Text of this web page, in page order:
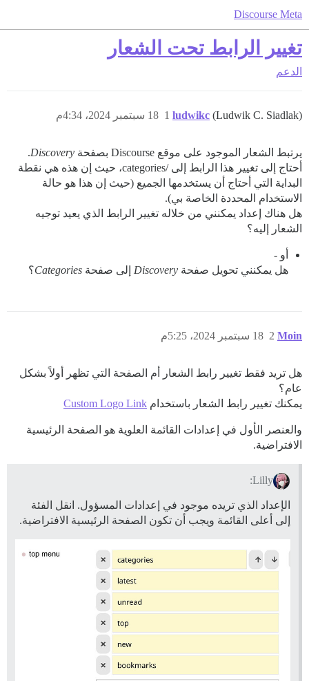
Discourse Meta
تغيير الرابط تحت الشعار
الدعم
ludwikc (Ludwik C. Siadlak) 18 سبتمبر 2024، 4:34م 1
يرتبط الشعار الموجود على موقع Discourse بصفحة Discovery
.
أحتاج إلى تغيير هذا الرابط إلى /categories، حيث إن هذه هي نقطة
البداية التي أحتاج أن يستخدمها الجميع (حيث إن هذا هو حالة
الاستخدام المحددة الخاصة بي).
هل هناك إعداد يمكنني من خلاله تغيير الرابط الذي يعيد توجيه
الشعار إليه؟
أو -
هل يمكنني تحويل صفحة Discovery إلى صفحة Categories؟
Moin 18 سبتمبر 2024، 5:25م 2
هل تريد فقط تغيير رابط الشعار أم الصفحة التي تظهر أولاً بشكل
عام؟
يمكنك تغيير رابط الشعار باستخدام Custom Logo Link
والعنصر الأول في إعدادات القائمة العلوية هو الصفحة الرئيسية
الافتراضية.
Lilly:
الإعداد الذي تريده موجود في إعدادات المسؤول. انقل الفئة
إلى أعلى القائمة ويجب أن تكون الصفحة الرئيسية الافتراضية.